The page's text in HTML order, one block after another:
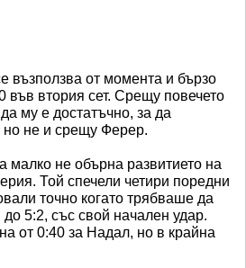
възползва от момента и бързо
във втория сет. Срещу повечето
му е достатъчно, за да
но не и срещу Ферер.
малко не обърна развитието на
Той спечели четири поредни
точно когато трябваше да
5:2, със свой начален удар.
от 0:40 за Надал, но в крайна